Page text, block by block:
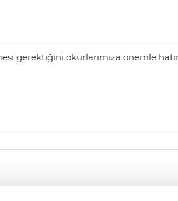
gerektiğini okurlarımıza önemle